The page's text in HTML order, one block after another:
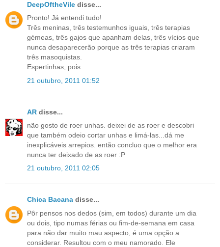
DeepOftheVile disse...
Pronto! Já entendi tudo!
Três meninas, três testemunhos iguais, três terapias
gémeas, três gajos que apanham delas, três vícios que
nunca desaparecerão porque as três terapias criaram
três masoquistas.
Espertinhas, pois...
21 outubro, 2011 01:52
AR disse...
não gosto de roer unhas. deixei de as roer e descobri
que também odeio cortar unhas e limá-las...dá me
inexplicáveis arrepios. então concluo que o melhor era
nunca ter deixado de as roer :P
21 outubro, 2011 02:05
Chica Bacana disse...
Pôr pensos nos dedos (sim, em todos) durante um dia
ou dois, tipo numas férias ou fim-de-semana em casa
para não dar muito mau aspecto, é uma opção a
considerar. Resultou com o meu namorado. Ele